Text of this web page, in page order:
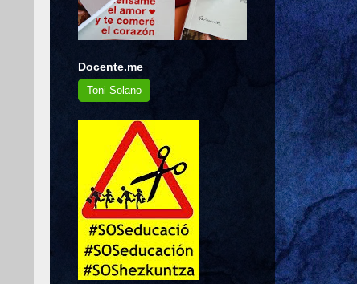
Docente.me
Toni Solano